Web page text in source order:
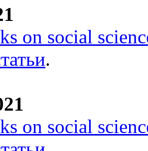
on social
.
on social